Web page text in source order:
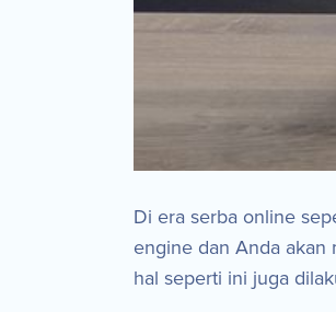
Di era serba online
engine dan Anda akan
hal seperti ini juga